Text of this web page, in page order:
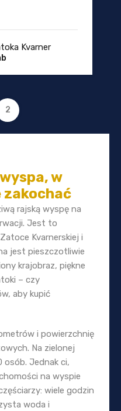
Kvarner
2
w
zakochać
rajską wyspę na
Jest to
Kvarnerskiej i
jest pieszczotliwie
krajobraz, piękne
– czy
aby kupić
i powierzchnię
Na zielonej
osób. Jednak ci,
na wyspie
wiele godzin
woda i